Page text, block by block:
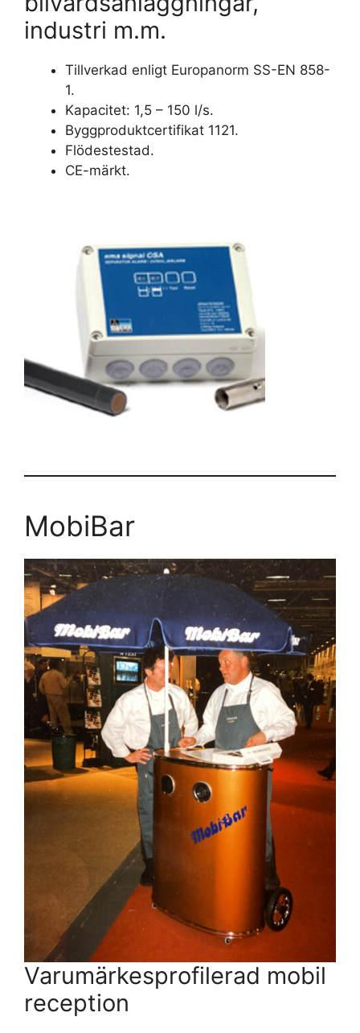
industri m.m.
Tillverkad enligt Europanorm SS-EN 858-
1.
Kapacitet: 1,5 – 150 l/s.
Byggproduktcertifikat 1121.
Flödestestad.
CE-märkt.
MobiBar
Varumärkesprofilerad mobil
reception